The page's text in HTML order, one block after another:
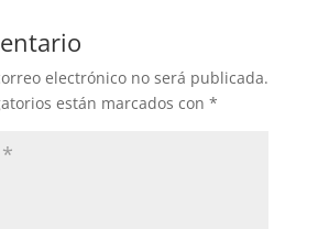
electrónico no será publicada.
están marcados con *